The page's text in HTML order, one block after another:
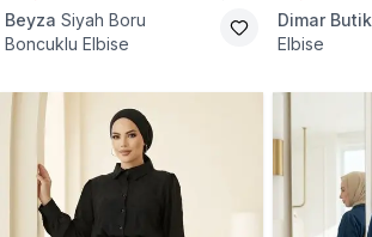
Beyza Siyah Boru
Boncuklu Elbise
Dimar Butik
Elbise